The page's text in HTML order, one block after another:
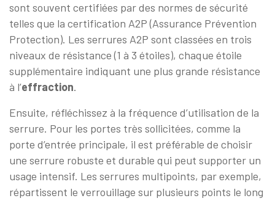
sont souvent certifiées par des normes de sécurité
telles que la certification A2P (Assurance Prévention
Protection). Les serrures A2P sont classées en trois
niveaux de résistance (1 à 3 étoiles), chaque étoile
supplémentaire indiquant une plus grande résistance
à l’effraction.
Ensuite, réfléchissez à la fréquence d’utilisation de la
serrure. Pour les portes très sollicitées, comme la
porte d’entrée principale, il est préférable de choisir
une serrure robuste et durable qui peut supporter un
usage intensif. Les serrures multipoints, par exemple,
répartissent le verrouillage sur plusieurs points le long